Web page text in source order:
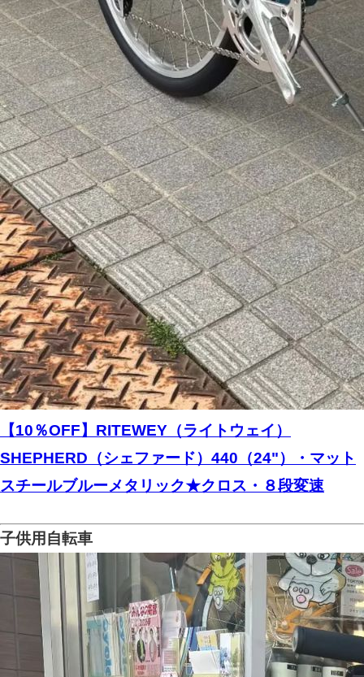
【10％OFF】RITEWEY（ライトウェイ）
SHEPHERD（シェファード）440（24"）・マット
スチールブルーメタリック★クロス・８段変速
子供用自転車